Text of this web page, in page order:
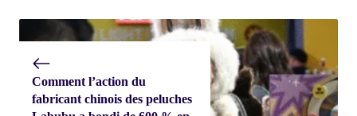
Comment l’action du
fabricant chinois des peluches